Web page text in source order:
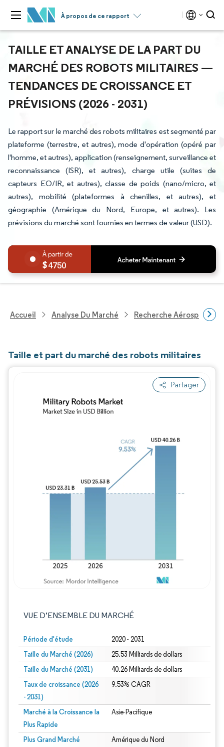
À propos de ce rapport
TAILLE ET ANALYSE DE LA PART DU
MARCHÉ DES ROBOTS MILITAIRES —
TENDANCES DE CROISSANCE ET
PRÉVISIONS (2026 - 2031)
Le rapport sur le marché des robots militaires est segmenté par
plateforme (terrestre, et autres), mode d'opération (opéré par
l'homme, et autres), application (renseignement, surveillance et
reconnaissance (ISR), et autres), charge utile (suites de
capteurs EO/IR, et autres), classe de poids (nano/micro, et
autres), mobilité (plateformes à chenilles, et autres), et
géographie (Amérique du Nord, Europe, et autres). Les
prévisions du marché sont fournies en termes de valeur (USD).
4750
Accueil Analyse Du Marché Recherche Aérospatiale
Taille et part du marché des robots militaires
Partager
VUE D’ENSEMBLE DU MARCHÉ
Période d'étude 2020 - 2031
Taille du Marché (2026) 25.53 Milliards de dollars
Taille du Marché (2031) 40.26 Milliards de dollars
Taux de croissance (2026
- 2031)
9.53% CAGR
Marché à la Croissance la
Plus Rapide
Asie-Pacifique
Plus Grand Marché Amérique du Nord